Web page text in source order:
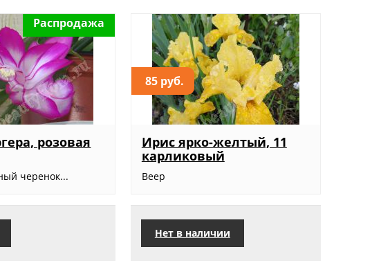
Распродажа
розовая
черенок...
85 руб.
Ирис ярко-желтый, 11
карликовый
Веер
Нет в наличии